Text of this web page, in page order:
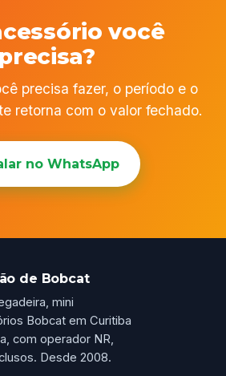
você
precisa?
precisa fazer, o período e o
retorna com o valor fechado.
no WhatsApp
de Bobcat
mini
Bobcat em Curitiba
com operador NR,
Desde 2008.